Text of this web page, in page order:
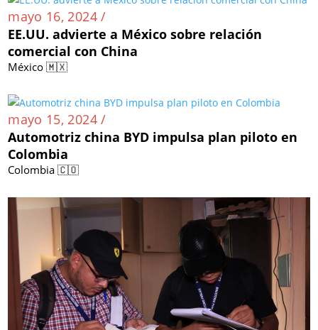
mayo 16, 2024 /
EE.UU. advierte a México sobre relación
comercial con China
México 🇲🇽
mayo 15, 2024 /
Automotriz china BYD impulsa plan piloto en
Colombia
Colombia 🇨🇴